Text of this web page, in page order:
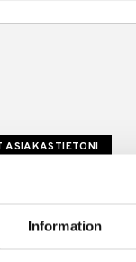
Information